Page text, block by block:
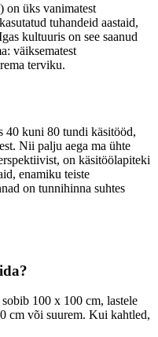
on üks vanimatest
tuhandeid aastaid,
kultuuris on see saanud
väiksematest
terviku.
40 kuni 80 tundi käsitööd,
Nii palju aega ma ühte
on käsitöölapiteki
enamiku teiste
on tunnihinna suhtes
100 x 100 cm, lastele
cm või suurem. Kui kahtled,